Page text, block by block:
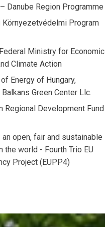
Danube Region Programme
Környezetvédelmi Program
Ministry for Economic
Climate Action
Energy of Hungary,
Green Center Llc.
Regional Development Fund
an open, fair and sustainable
the world - Fourth Trio EU
Project (EUPP4)